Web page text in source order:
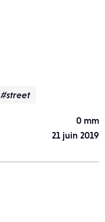
#street
0 mm
21 juin 2019